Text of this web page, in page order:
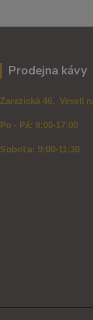
Prodejna kávy
Zarazická 46, Veselí
Po - Pá: 9:00-17:00
Sobota: 9:00-11:30